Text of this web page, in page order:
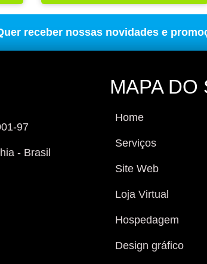
receber nossas novidades e
97
- Brasil
MAPA DO
Home
Serviços
Site Web
Loja Virtual
Hospedagem
Design gráfico